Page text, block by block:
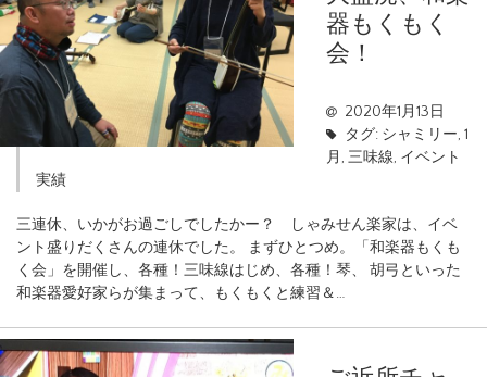
器もくもく
会！
2020年1月13日
タグ: シャミリー, 1
月 , 三味線, イベント
実績
三連休、いかがお過ごしでしたかー？ しゃみせん楽家は、イベ
ント盛りだくさんの連休でした。 まずひとつめ。「和楽器もくも
く会」を開催し、各種！三味線はじめ、各種！琴、 胡弓といった
和楽器愛好家らが集まって、もくもくと練習＆…